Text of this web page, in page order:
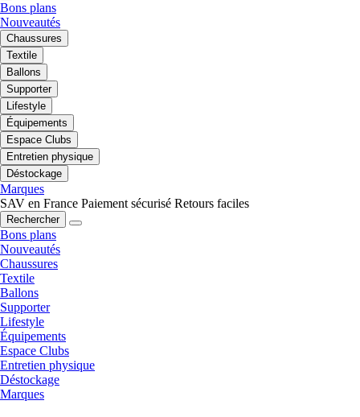
Bons plans
Nouveautés
Chaussures
Textile
Ballons
Supporter
Lifestyle
Équipements
Espace Clubs
Entretien physique
Déstockage
Marques
SAV en France Paiement sécurisé Retours faciles
Rechercher
Bons plans
Nouveautés
Chaussures
Textile
Ballons
Supporter
Lifestyle
Équipements
Espace Clubs
Entretien physique
Déstockage
Marques